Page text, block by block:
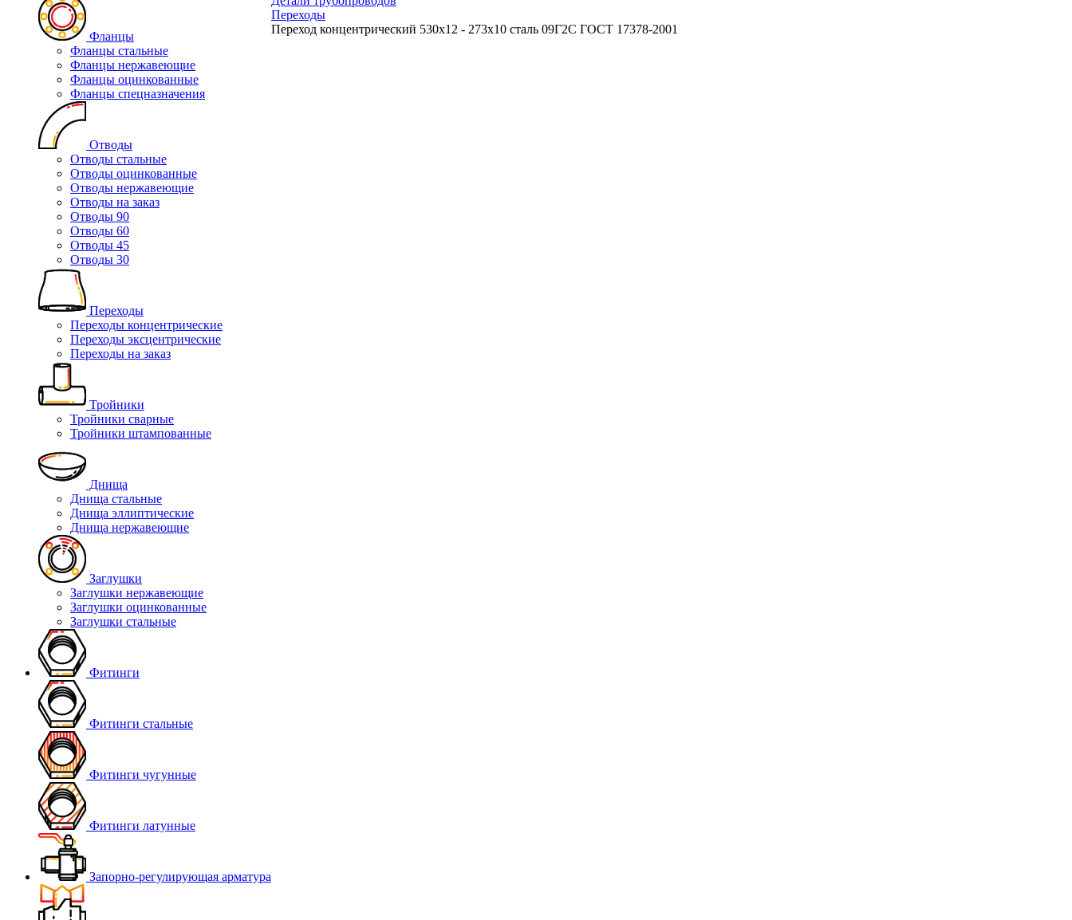
Фланцы
Фланцы стальные
Фланцы нержавеющие
Фланцы оцинкованные
Фланцы спецназначения
Отводы
Отводы стальные
Отводы оцинкованные
Отводы нержавеющие
Отводы на заказ
Отводы 90
Отводы 60
Отводы 45
Отводы 30
Переходы
Переходы концентрические
Переходы эксцентрические
Переходы на заказ
Тройники
Тройники сварные
Тройники штампованные
Днища
Днища стальные
Днища эллиптические
Днища нержавеющие
Заглушки
Заглушки нержавеющие
Заглушки оцинкованные
Заглушки стальные
Фитинги
Фитинги стальные
Фитинги чугунные
Фитинги латунные
Запорно-регулирующая арматура
Переходы
Переход концентрический 530х12 - 273х10 сталь 09Г2С ГОСТ 17378-2001